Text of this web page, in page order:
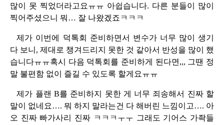
많이 못 찍었더라고요ㅠㅠ 아쉽습니다. 다른 분들이 많이
찍어주셨으니 뭐… 잘 나왔겠죠ㅋㅋㅋ
제가 이번에 덕톡회 준비하면서 변수가 너무 많이 생기
다 보니, 제대로 챙겨드리지 못한 것 같아서 반성을 많이 했
습니다ㅠㅠ혹시 다음 덕톡회를 준비하게 된다면,,, 그땐 정
말 불편함 없이 즐길 수 있도록 할게요ㅠㅠ
제가 플랜 B를 준비하지 못한 게 너무 죄송해서 진짜 할
말이 없네요…. 뭐 하지 말라는건 다 해버린 느낌이고…. 아
오 진짜 빠가사리 진짜 ㅋㅋㅋㅜㅜ 그래도 기어스 가좍들